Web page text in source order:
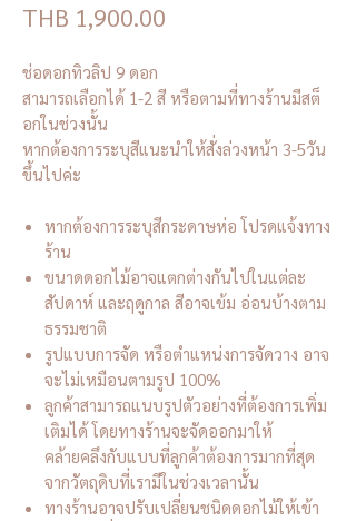
THB 1,900.00
ช่อดอกทิวลิป 9 ดอก
สามารถเลือกได้ 1-2 สี หรือตามที่ทางร้านมีสต็
อกในช่วงนั้น
หากต้องการระบุสีแนะนำให้สั่งล่วงหน้า 3-5วัน
ขึ้นไปค่ะ
หากต้องการระบุสีกระดาษห่อ โปรดแจ้งทาง
ร้าน
ขนาดดอกไม้อาจแตกต่างกันไปในแต่ละ
สัปดาห์ และฤดูกาล สีอาจเข้ม อ่อนบ้างตาม
ธรรมชาติ
รูปแบบการจัด หรือตำแหน่งการจัดวาง อาจ
จะไม่เหมือนตามรูป 100%
ลูกค้าสามารถแนบรูปตัวอย่างที่ต้องการเพิ่ม
เติมได้ โดยทางร้านจะจัดออกมาให้
คล้ายคลึงกับแบบที่ลูกค้าต้องการมากที่สุด
จากวัตถุดิบที่เรามีในช่วงเวลานั้น
ทางร้านอาจปรับเปลี่ยนชนิดดอกไม้ให้เข้า